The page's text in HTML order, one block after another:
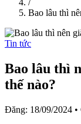
/
Bao lâu thì
Tin tức
Bao lâu thì
thế nào?
Đăng: 18/09/2024 •